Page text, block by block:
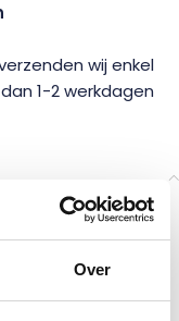
Over
wij enkel
1-2 werkdagen
is de beste optie
die snel
van liggen, dus
hebt is dat geen
te monteren